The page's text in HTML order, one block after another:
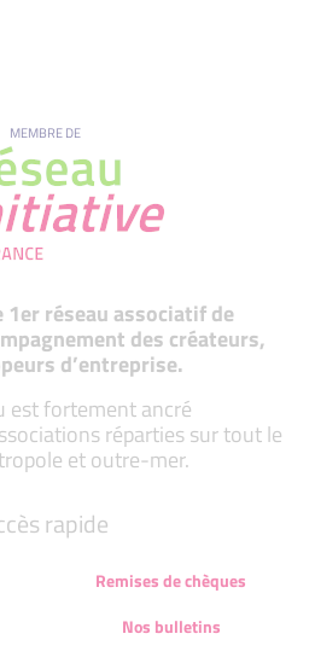
MEMBRE DE
réseau associatif de
des créateurs,
d’entreprise.
est fortement ancré
réparties sur tout le
et outre-mer.
rapide
Remises de chèques
Nos bulletins